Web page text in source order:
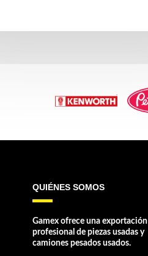
QUIÉNES SOMOS
Gamex ofrece una exportación
profesional de piezas usadas y
camiones pesados usados.